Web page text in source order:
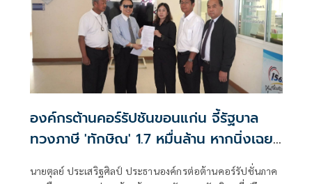
องค์กรต้านคอร์รัปชันขอนแก่น จี้รัฐบาล
ทวงภาษี 'ทักษิณ' 1.7 หมื่นล้าน หากนิ่งเฉย
นายตุลย์ ประเสริฐศิลป์ ประธานองค์กรต่อต้านคอร์รัปชั่นภาค